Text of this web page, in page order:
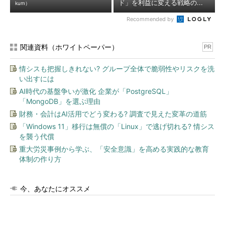
kum） ド」を利益に変える戦略の...
Recommended by
関連資料（ホワイトペーパー） PR
情シスも把握しきれない? グループ全体で脆弱性やリスクを洗
い出すには
AI時代の基盤争いが激化 企業が「PostgreSQL」
「MongoDB」を選ぶ理由
財務・会計はAI活用でどう変わる? 調査で見えた変革の道筋
「Windows 11」移行は無償の「Linux」で逃げ切れる? 情シス
を襲う代償
重大労災事例から学ぶ、「安全意識」を高める実践的な教育
体制の作り方
今、あなたにオススメ